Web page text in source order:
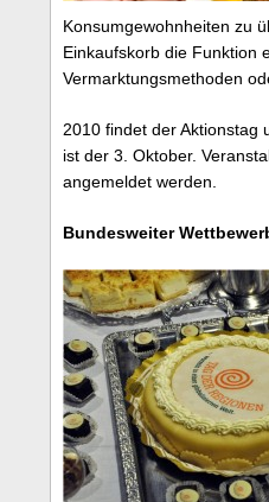
Konsumgewohnheiten zu
Einkaufskorb die Funktion
Vermarktungsmethoden
2010 findet der Aktionstag
ist der 3. Oktober.
angemeldet werden.
Bundesweiter